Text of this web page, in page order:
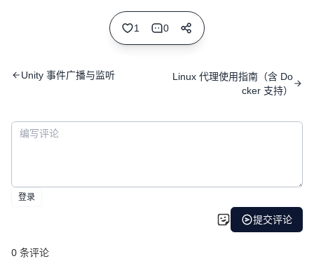
1 0
Unity 事件广播与监听
Linux 代理使用指南（含 Do
cker 支持）